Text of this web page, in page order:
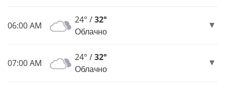
06:00 AM
24° /32°
Облачно
07:00 AM
24° /32°
Облачно